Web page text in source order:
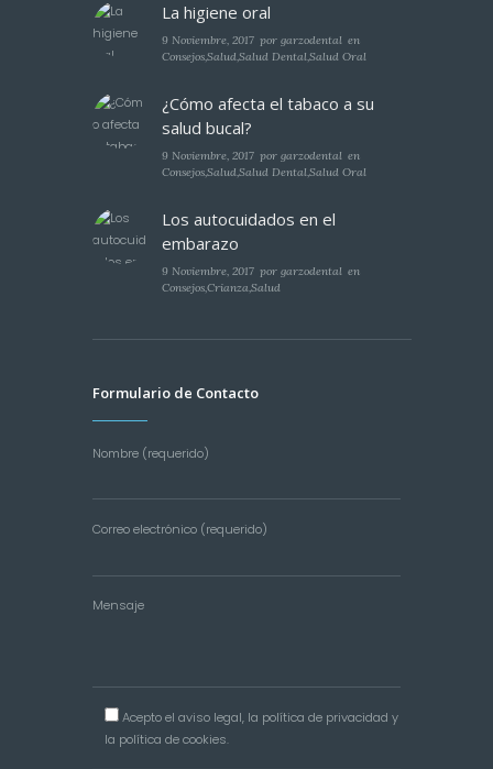
La higiene oral
9 Noviembre, 2017 porgarzodental en
Consejos,Salud,Salud Dental,Salud Oral
¿Cómo afecta el tabaco a su
salud bucal?
9 Noviembre, 2017 porgarzodental en
Consejos,Salud,Salud Dental,Salud Oral
Los autocuidados en el
embarazo
9 Noviembre, 2017 porgarzodental en
Consejos,Crianza,Salud
Formulario de Contacto
Nombre (requerido)
Correo electrónico (requerido)
Mensaje
Acepto elaviso legal, la política de privacidad y
la política de cookies.